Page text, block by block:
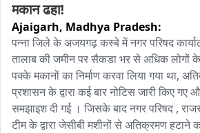
मकान ढहा!
Ajaigarh, Madhya Pradesh:
पन्ना जिले के अजयगढ़ कस्बे में नगर परिषद
तालाब की जमीन पर सैकडा भर से अधिक लोगों के
पक्के मकानों का निर्माण करवा लिया गया था,
प्रशासन के द्वारा कई बार नोटिस जारी किए गए
समझाइश दी गई । जिसके बाद नगर परिषद ,
टीम के द्वारा जेसीबी मशीनों से अतिक्रमण हटाने